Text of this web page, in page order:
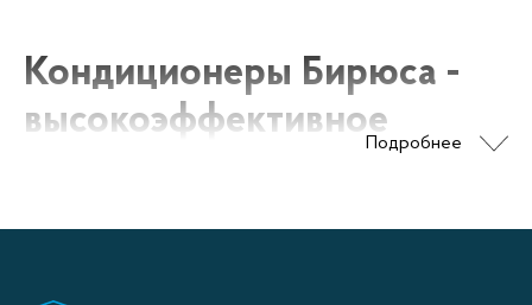
Подробнее
Кондиционеры Бирюса -
высокоэффективное